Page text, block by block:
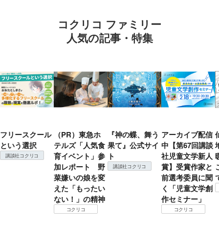
コクリコ ファミリー
人気の記事・特集
フリースクール
という選択
講談社コクリコ
（PR）東急ホ
テルズ「人気食
育イベント」参
加レポート 野
菜嫌いの娘を変
えた「もったい
ない！」の精神
コクリコ
『神の蝶、舞う
果て』公式サイ
ト
講談社コクリコ
アーカイブ配信
中【第67回講談
社児童文学新人
賞】受賞作家と
前選考委員に聞
く「児童文学創
作セミナー」
コクリコ